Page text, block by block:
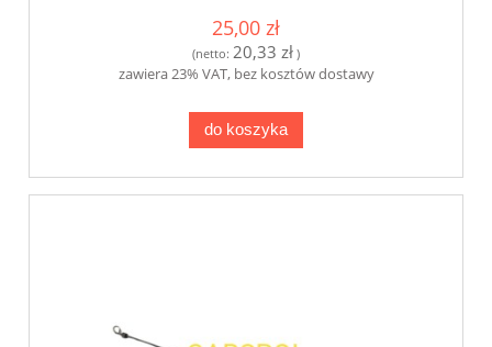
25,00 zł
(netto: 20,33 zł )
zawiera 23% VAT, bez kosztów dostawy
do koszyka